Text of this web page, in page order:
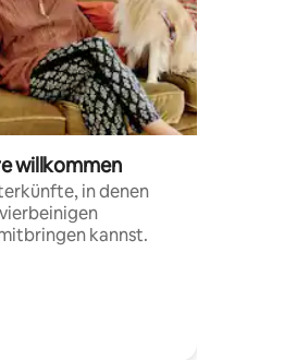
willkommen
in denen
kannst.